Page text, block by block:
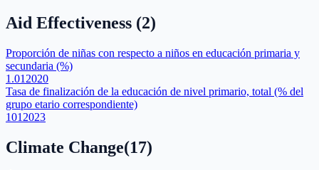
Aid Effectiveness (2)
Proporción de niñas con respecto a niños en educación primaria y
secundaria (%)
1.01 2020
Tasa de finalización de la educación de nivel primario, total (% del
grupo etario correspondiente)
101 2023
Climate Change(17)